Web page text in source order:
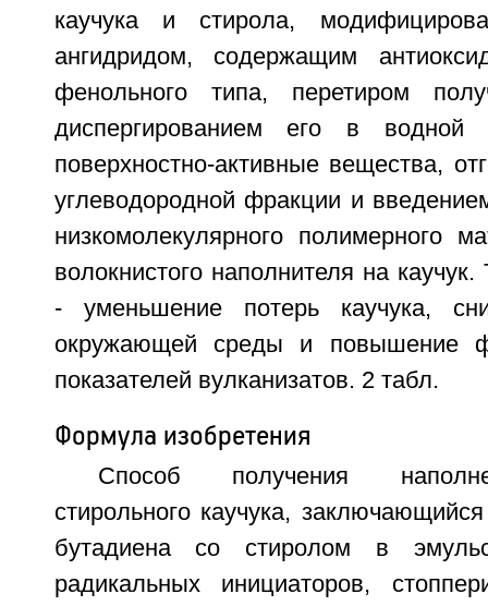
каучука и стирола,
ангидридом, содержащим
фенольного типа, перетиром
диспергированием его в
поверхностно-активные вещества,
углеводородной фракции и
низкомолекулярного полимерного
волокнистого наполнителя на
- уменьшение потерь каучука,
окружающей среды и повышение
показателей вулканизатов. 2 табл.
Формула изобретения
Способ получения
стирольного каучука,
бутадиена со стиролом в
радикальных инициаторов,